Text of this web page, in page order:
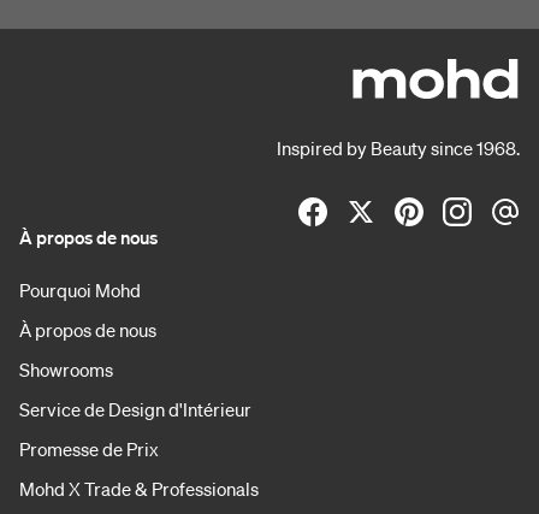
Inspired by Beauty since 1968.
À propos de nous
Pourquoi Mohd
À propos de nous
Showrooms
Service de Design d'Intérieur
Promesse de Prix
Mohd X Trade & Professionals